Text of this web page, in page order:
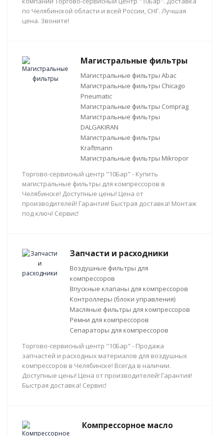
по Челябинской области и всей России, СНГ. Лучшая
цена. Звоните!
Магистральные фильтры
Магистральные фильтры Abac
Магистральные фильтры Chicago
Pneumatic
Магистральные фильтры Comprag
Магистральные фильтры
DALGAKIRAN
Магистральные фильтры
Kraftmann
Магистральные фильтры Mikropor
Торгово-сервисный центр "10Бар" - Купить
магистральные фильтры для компрессоров в
Челябинске! Доступные цены! Цена от
производителей! Гарантия! Быстрая доставка! Монтаж
под ключ! Сервис!
Запчасти и расходники
Воздушные фильтры для
компрессоров
Впускные клапаны для компрессоров
Контроллеры (блоки управления)
Масляные фильтры для компрессоров
Ремни для компрессоров
Сепараторы для компрессоров
Торгово-сервисный центр "10Бар" - Продажа
запчастей и расходных материалов для воздушных
компрессоров в Челябинске! Всегда в наличии.
Доступные цены! Цена от производителей! Гарантия!
Быстрая доставка! Сервис!
Компрессорное масло